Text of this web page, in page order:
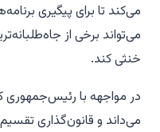
می‌کند تا برای پیگیری
می‌تواند برخی از
خنثی کند.
در مواجهه با
می‌داند و قانون‌گذاری